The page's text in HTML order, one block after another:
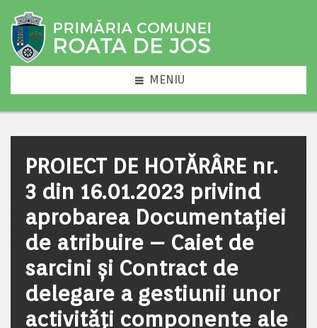
MENIU
PROIECT DE HOTĂRÂRE nr.
3 din 16.01.2023 privind
aprobarea Documentaţiei
de atribuire – Caiet de
sarcini și Contract de
delegare a gestiunii unor
activităţi componente ale